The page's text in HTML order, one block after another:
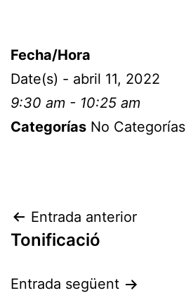
Fecha/Hora
Date(s) - abril 11, 2022
9:30 am - 10:25 am
Categorías No Categorías
Entrada anterior
Tonificació
Entrada següent